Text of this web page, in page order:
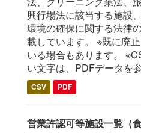
興行場法に該当する施設
環境の確保に関する法律
載しています。 ※既に廃
いる場合もあります。
い文字は、PDFデータを
CSV PDF
営業許認可等施設一覧（